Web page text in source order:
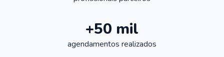
+50 mil
agendamentos realizados